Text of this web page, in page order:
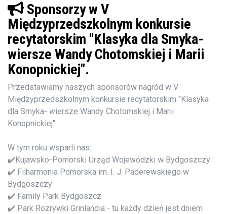
Sponsorzy w V
Międzyprzedszkolnym konkursie
recytatorskim "Klasyka dla Smyka-
wiersze Wandy Chotomskiej i Marii
Konopnickiej".
Przedstawiamy naszych sponsorów nagród w V
Międzyprzedszkolnym konkursie recytatorskim "Klasyka
dla Smyka- wiersze Wandy Chotomskiej i Marii
Konopnickiej".
W tym roku wsparli nas:
✔️Kujawsko-Pomorski Urząd Wojewódzki w Bydgoszczy
✔️ Filharmonia Pomorska im. I. J. Paderewskiego w
Bydgoszczy
✔️ Family Park Bydgoszcz
✔️ Park Rozrywki Grinlandia - tu każdy dzień jest dniem